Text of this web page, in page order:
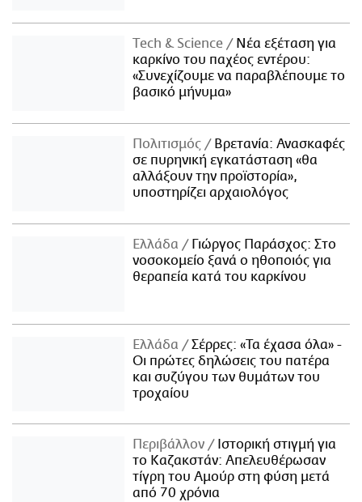
Τech & Science
Νέα εξέταση για
καρκίνο του παχέος εντέρου:
«Συνεχίζουμε να παραβλέπουμε το
βασικό μήνυμα»
Πολιτισμός
Βρετανία: Ανασκαφές
σε πυρηνική εγκατάσταση «θα
αλλάξουν την προϊστορία»,
υποστηρίζει αρχαιολόγος
Ελλάδα
Γιώργος Παράσχος: Στο
νοσοκομείο ξανά ο ηθοποιός για
θεραπεία κατά του καρκίνου
Ελλάδα
Σέρρες: «Τα έχασα όλα» -
Οι πρώτες δηλώσεις του πατέρα
και συζύγου των θυμάτων του
τροχαίου
Περιβάλλον
Ιστορική στιγμή για
το Καζακστάν: Απελευθέρωσαν
τίγρη του Αμούρ στη φύση μετά
από 70 χρόνια